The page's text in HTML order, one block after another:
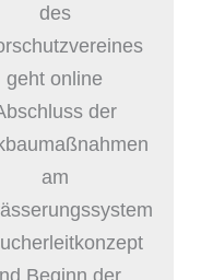
des
geht online
der
am